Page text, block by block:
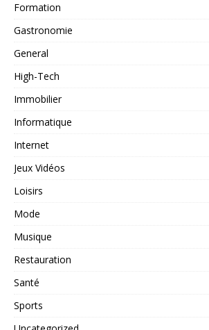
Formation
Gastronomie
General
High-Tech
Immobilier
Informatique
Internet
Jeux Vidéos
Loisirs
Mode
Musique
Restauration
Santé
Sports